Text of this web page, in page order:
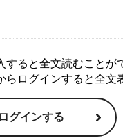
ると全文読むことが
ログインすると全文
ログインする